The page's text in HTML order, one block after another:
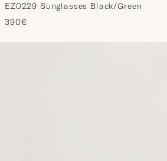
EZ0229 Sunglasses Black/Green
390€